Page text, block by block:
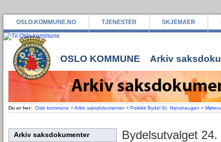
OSLO.KOMMUNE.NO TJENESTER SKJEMAER
OSLO KOMMUNE Arkiv
Du er her: Oslo kommune >Arkiv saksdokumenter> Politikk Bydel St. Hanshaugen >
Arkiv saksdokumenter Bydelsutvalget